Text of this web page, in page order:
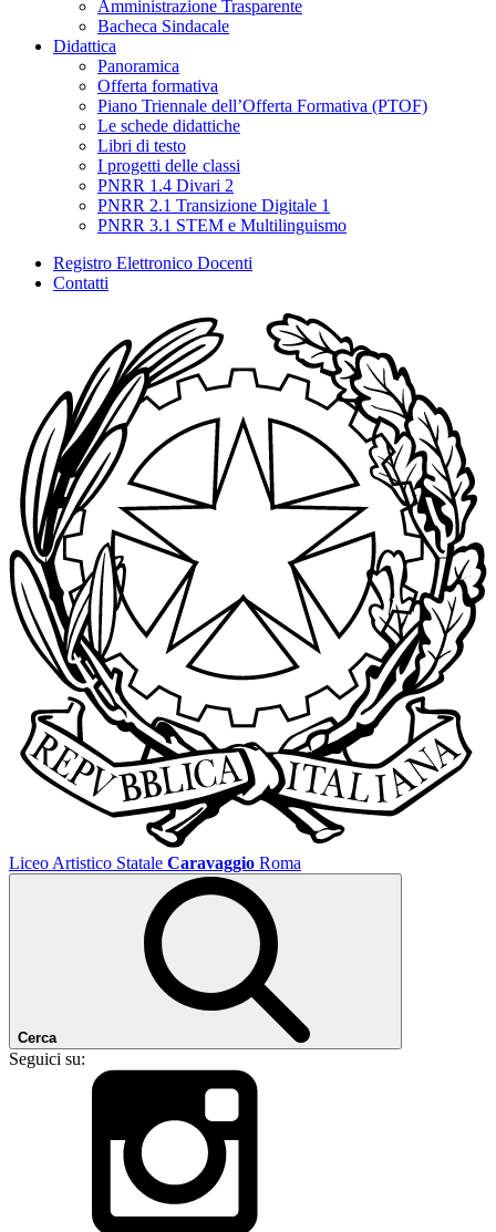
Amministrazione Trasparente
Bacheca Sindacale
Didattica
Panoramica
Offerta formativa
Piano Triennale dell’Offerta Formativa (PTOF)
Le schede didattiche
Libri di testo
I progetti delle classi
PNRR 1.4 Divari 2
PNRR 2.1 Transizione Digitale 1
PNRR 3.1 STEM e Multilinguismo
Registro Elettronico Docenti
Contatti
Liceo Artistico Statale Caravaggio Roma
Cerca
Seguici su: